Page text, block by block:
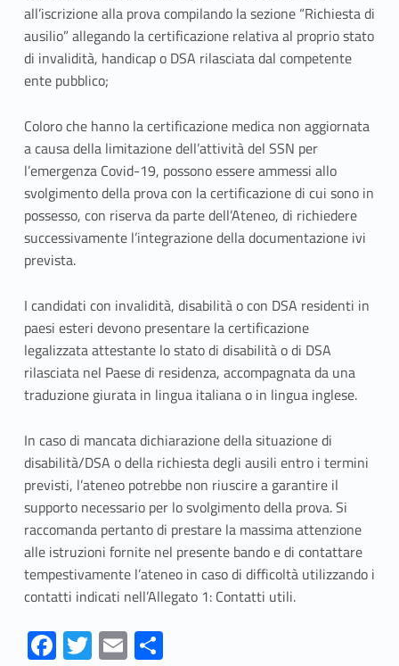
a
n
i
d
a
t
i
c
o
n
d
i
s
a
b
i
l
all’iscrizione alla prova compilando la sezione “Richiesta di
ausilio” allegando la certificazione relativa al proprio stato
di invalidità, handicap o DSA rilasciata dal competente
ente pubblico;
Coloro che hanno la certificazione medica non aggiornata
a causa della limitazione dell’attività del SSN per
l’emergenza Covid-19, possono essere ammessi allo
svolgimento della prova con la certificazione di cui sono in
possesso, con riserva da parte dell’Ateneo, di richiedere
successivamente l’integrazione della documentazione ivi
prevista.
I candidati con invalidità, disabilità o con DSA residenti in
paesi esteri devono presentare la certificazione
legalizzata attestante lo stato di disabilità o di DSA
rilasciata nel Paese di residenza, accompagnata da una
traduzione giurata in lingua italiana o in lingua inglese.
In caso di mancata dichiarazione della situazione di
disabilità/DSA o della richiesta degli ausili entro i termini
previsti, l’ateneo potrebbe non riuscire a garantire il
supporto necessario per lo svolgimento della prova. Si
raccomanda pertanto di prestare la massima attenzione
alle istruzioni fornite nel presente bando e di contattare
tempestivamente l’ateneo in caso di difficoltà utilizzando i
contatti indicati nell’Allegato 1: Contatti utili.
FaT E S